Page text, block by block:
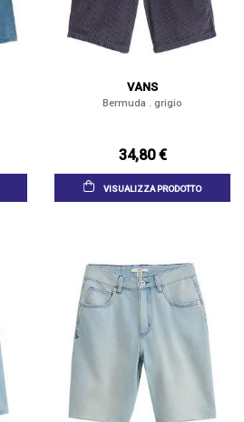
VANS
Bermuda . grigio
34,80 €
VISUALIZZA PRODOTTO